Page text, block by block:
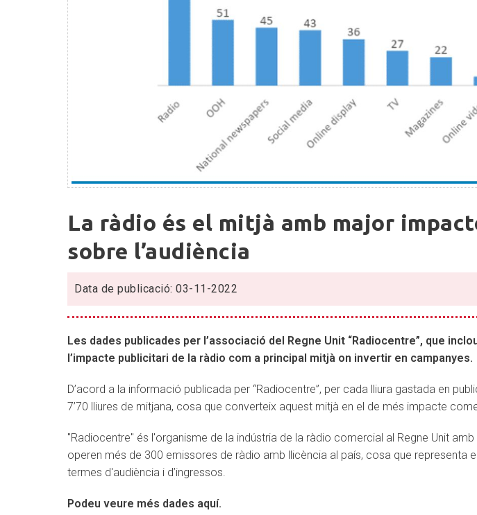
ràdio
és
el
mitjà
amb
major
impacte
publicitari
sobre
l’audiència
La ràdio és el mitjà amb major
sobre l’audiència
Data de publicació: 03-11-2022
Les dades publicades per l’associació del Regne Unit “Radiocentre”, que
l’impacte publicitari de la ràdio com a principal mitjà on invertir en campanyes.
D’acord a la informació publicada per “Radiocentre”, per cada lliura gastada en
7’70 lliures de mitjana, cosa que converteix aquest mitjà en el de més impacte
"Radiocentre" és l'organisme de la indústria de la ràdio comercial al Regne Unit
operen més de 300 emissores de ràdio amb llicència al país, cosa que representa
termes d'audiència i d’ingressos.
Podeu veure més dades aquí.